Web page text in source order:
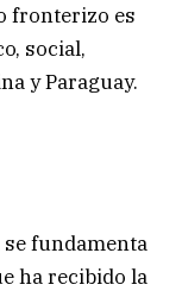
fronterizo es
social,
y Paraguay.
fundamenta
ha recibido la